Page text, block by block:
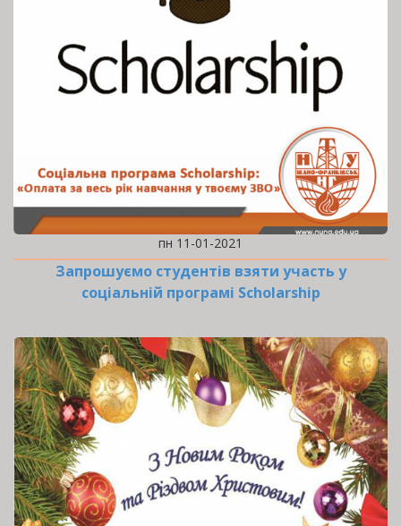
пн 11-01-2021
Запрошуємо студентів взяти участь у
соціальній програмі Scholarship